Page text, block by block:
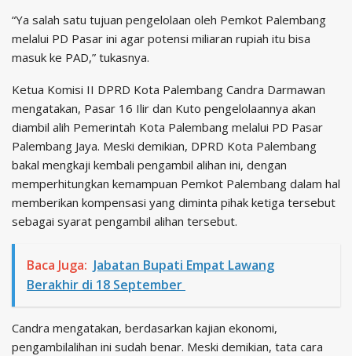
“Ya salah satu tujuan pengelolaan oleh Pemkot Palembang
melalui PD Pasar ini agar potensi miliaran rupiah itu bisa
masuk ke PAD,” tukasnya.
Ketua Komisi II DPRD Kota Palembang Candra Darmawan
mengatakan, Pasar 16 Ilir dan Kuto pengelolaannya akan
diambil alih Pemerintah Kota Palembang melalui PD Pasar
Palembang Jaya. Meski demikian, DPRD Kota Palembang
bakal mengkaji kembali pengambil alihan ini, dengan
memperhitungkan kemampuan Pemkot Palembang dalam hal
memberikan kompensasi yang diminta pihak ketiga tersebut
sebagai syarat pengambil alihan tersebut.
Baca Juga: Jabatan Bupati Empat Lawang
Berakhir di 18 September
Candra mengatakan, berdasarkan kajian ekonomi,
pengambilalihan ini sudah benar. Meski demikian, tata cara